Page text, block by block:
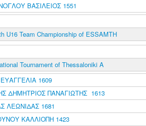
ΒΑΣΙΛΕΙΟΣ 1551
U16 Team Championship of ESSAMTH
Tournament of Thessaloniki A
1609
ΔΗΜΗΤΡΙΟΣ ΠΑΝΑΓΙΩΤΗΣ 1613
ΛΕΩΝΙΔΑΣ 1681
ΚΑΛΛΙΟΠΗ 1423